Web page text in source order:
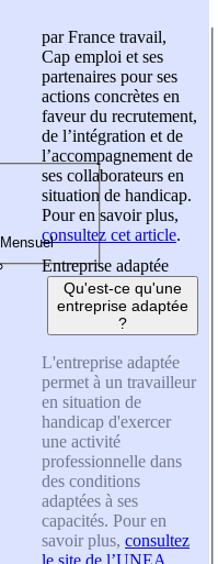
par France travail,
Cap emploi et ses
partenaires pour ses
actions concrètes en
faveur du recrutement,
de l’intégration et de
l’accompagnement de
ses collaborateurs en
situation de handicap.
Pour en savoir plus,
consultez cet article.
Entreprise adaptée
Qu'est-ce qu'une
entreprise adaptée
?
L'entreprise adaptée
permet à un travailleur
en situation de
handicap d'exercer
une activité
professionnelle dans
des conditions
adaptées à ses
capacités. Pour en
savoir plus, consultez
le site de l’UNEA.